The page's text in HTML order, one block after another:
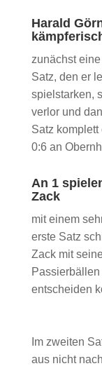
Harald
zunächst
Satz, den er
spielstarken,
verlor und
Satz
0:6 an
An 1
Zack
mit einem
erste Satz
Zack mit
entscheiden
Im zweiten
aus nicht